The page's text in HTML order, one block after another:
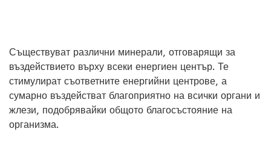
Съществуват различни минерали, отговарящи за
въздействието върху всеки енергиен център. Те
стимулират съответните енергийни центрове, а
сумарно въздействат благоприятно на всички органи и
жлези, подобрявайки общото благосъстояние на
организма.